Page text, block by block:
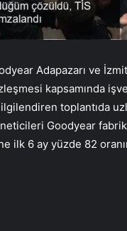
Adapazarı ve
kapsamında
toplantıda
Goodyear
6 ay yüzde 82